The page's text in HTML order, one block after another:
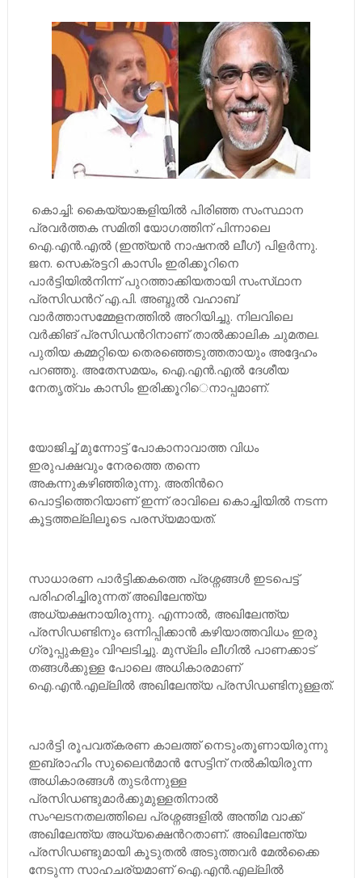
കൊച്ചി: കൈയ്യാങ്കളിയില്‍ പിരിഞ്ഞ സംസ്ഥാന
പ്രവര്‍ത്തക സമിതി യോഗത്തിന്​ പിന്നാലെ
ഐ.എന്‍.എല്‍ (ഇന്ത്യന്‍ നാഷനല്‍ ലീഗ്​) പിളര്‍ന്നു.
ജന. സെക്രട്ടറി കാസിം ഇരിക്കൂറിനെ
പാര്‍ട്ടിയില്‍നിന്ന്​ പുറത്താക്കിയതായി സംസ്​ഥാന
പ്രസിഡന്‍റ്​ എ.പി. അബ്ദുല്‍ വഹാബ്​
വാര്‍ത്താസമ്മേളനത്തില്‍ അറിയിച്ചു. നിലവിലെ
വര്‍ക്കിങ്​ പ്രസിഡന്‍റിനാണ്​ താല്‍ക്കാലിക ചുമതല.
പുതിയ കമ്മറ്റിയെ തെരഞ്ഞെടുത്തതായും അദ്ദേഹം
പറഞ്ഞു. അതേസമയം, ഐ.എന്‍.എല്‍ ദേശീയ
നേതൃത്വം കാസിം ഇരിക്കൂറി​െനാപ്പമാണ്​.
യോജിച്ച്‌ മുന്നോട്ട് പോകാനാവാത്ത വിധം
ഇരുപക്ഷവും നേരത്തെ തന്നെ
അകന്നുകഴിഞ്ഞിരുന്നു. അതിന്‍റെ ​
പൊട്ടിത്തെറിയാണ്​ ഇന്ന്​ രാവിലെ കൊച്ചിയില്‍ നടന്ന
കൂട്ടത്തല്ലിലൂടെ പരസ്യമായത്​.
സാധാരണ പാര്‍ട്ടിക്കകത്തെ പ്രശ്നങ്ങള്‍ ഇടപെട്ട്
പരിഹരിച്ചിരുന്നത് അഖിലേന്ത്യ
അധ്യക്ഷനായിരുന്നു. എന്നാല്‍, അഖിലേന്ത്യ
പ്രസിഡണ്ടിനും ഒന്നിപ്പിക്കാന്‍ കഴിയാത്തവിധം ഇരു
ഗ്രൂപ്പുകളും വിഘടിച്ചു. മുസ്ലിം ലീഗില്‍ പാണക്കാട്
തങ്ങള്‍ക്കുള്ള പോലെ അധികാരമാണ്
ഐ.എന്‍.എല്ലില്‍ അഖിലേന്ത്യ പ്രസിഡണ്ടിനുള്ളത്.
പാര്‍ട്ടി രൂപവത്കരണ കാലത്ത് നെടുംതൂണായിരുന്നു
ഇബ്രാഹിം സുലൈന്‍മാന്‍ സേട്ടിന് നല്‍കിയിരുന്ന
അധികാരങ്ങള്‍ തുടര്‍ന്നുള്ള
പ്രസിഡണ്ടുമാര്‍ക്കുമുള്ളതിനാല്‍
സംഘടനതലത്തിലെ പ്രശ്നങ്ങളില്‍ അന്തിമ വാക്ക്
അഖിലേന്ത്യ അധ്യക്ഷെന്‍റതാണ്. അഖിലേന്ത്യ
പ്രസിഡണ്ടുമായി കൂടുതല്‍ അടുത്തവര്‍ മേല്‍ക്കൈ
നേടുന്ന സാഹചര്യമാണ് ഐ.എന്‍.എല്ലില്‍